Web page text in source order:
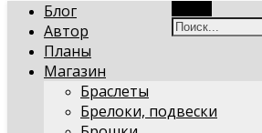
Блог
Автор
Планы
Магазин
Браслеты
Брелоки, подвески